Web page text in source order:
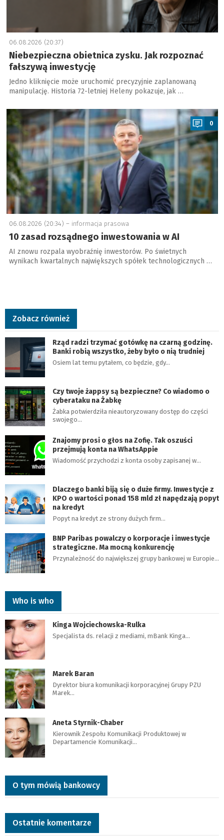
06.08.2026 (20:37)
Niebezpieczna obietnica zysku. Jak rozpoznać
fałszywą inwestycję
Jedno kliknięcie może uruchomić precyzyjnie zaplanowaną
manipulację. Historia 72-letniej Heleny pokazuje, jak …
a
0
06.08.2026 (20:34) – informacja prasowa
10 zasad rozsądnego inwestowania w AI
AI znowu rozpala wyobraźnię inwestorów. Po świetnych
wynikach kwartalnych największych spółek technologicznych …
Zobacz również
Rząd radzi trzymać gotówkę na czarną godzinę.
Banki robią wszystko, żeby było o nią trudniej
Osiem lat temu pytałem, co będzie, gdy…
Czy twoje żappsy są bezpieczne? Co wiadomo o
cyberataku na Żabkę
Żabka potwierdziła nieautoryzowany dostęp do części
swojego…
Znajomy prosi o głos na Zofię. Tak oszuści
przejmują konta na WhatsAppie
Wiadomość przychodzi z konta osoby zapisanej w…
Dlaczego banki biją się o duże firmy. Inwestycje z
KPO o wartości ponad 158 mld zł napędzają popyt
na kredyt
Popyt na kredyt ze strony dużych firm…
BNP Paribas powalczy o korporacje i inwestycje
strategiczne. Ma mocną konkurencję
Przynależność do największej grupy bankowej w Europie…
Who is who
Kinga Wojciechowska-Rulka
Specjalista ds. relacji z mediami, mBank Kinga…
Marek Baran
Dyrektor biura komunikacji korporacyjnej Grupy PZU
Marek…
Aneta Styrnik-Chaber
Kierownik Zespołu Komunikacji Produktowej w
Departamencie Komunikacji…
O tym mówią bankowcy
Ostatnie komentarze